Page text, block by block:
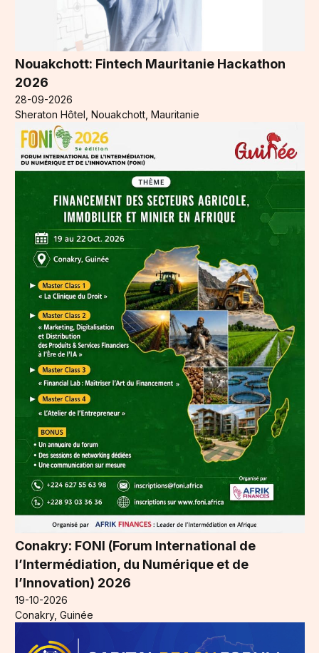
Nouakchott: Fintech Mauritanie Hackathon
2026
28-09-2026
Sheraton Hôtel, Nouakchott, Mauritanie
Conakry: FONI (Forum International de
l’Intermédiation, du Numérique et de
l’Innovation) 2026
19-10-2026
Conakry, Guinée